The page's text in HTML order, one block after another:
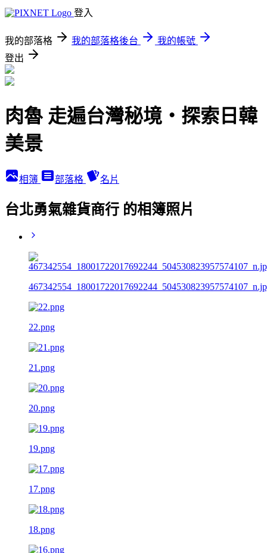
登入
我的部落格 我的部落格後台
我的帳號
登出
肉魯 走遍台灣秘境・探索日韓
美景
相簿 部落格 名片
台北勇氣雜貨商行 的相簿照片
22.png
21.png
20.png
19.png
17.png
18.png